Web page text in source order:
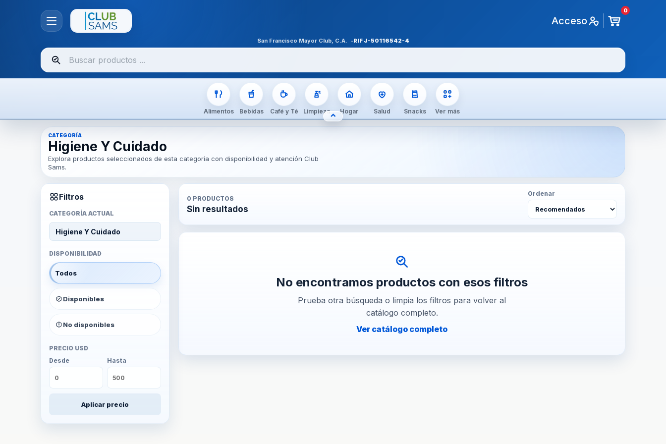
Acceso
0
San Francisco Mayor Club, C.A. RIF J-50116542-4
Buscar
productos
Alimentos Bebidas Café y Té Limpieza Hogar Salud Snacks Ver más
⌃OCULTAR CATEGORÍAS
CATEGORÍA
Higiene Y Cuidado
Explora productos seleccionados de esta categoría con disponibilidad y atención Club
Sams.
Filtros
CATEGORÍA ACTUAL
Higiene Y Cuidado
DISPONIBILIDAD
Todos
Disponibles
No disponibles
PRECIO USD
Desde
Hasta
Aplicar precio
0 PRODUCTOS
Sin resultados
Ordenar
No encontramos productos con esos filtros
Prueba otra búsqueda o limpia los filtros para volver al
catálogo completo.
Ver catálogo completo